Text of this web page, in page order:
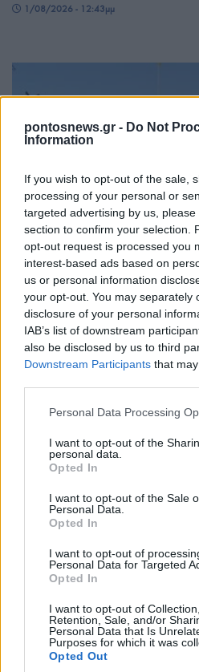
pontosnews.gr - Do Not
Information
If you wish to opt-out of the sale,
processing of your personal or
targeted advertising by us,
section to confirm your selection.
opt-out request is processed you
interest-based ads based on
us or personal information
your opt-out. You may separately
disclosure of your personal
IAB’s list of downstream
also be disclosed by us to third
Downstream Participants that
Please note that this website/app
not limited to your visit or usage
grant or deny consent to Google
use your data for below specified
consent section.
Personal Data Processing
I want to opt-out of the
personal data.
Opted In
I want to opt-out of the Sale
Personal Data.
Opted In
I want to opt-out of
Personal Data for Targeted
Opted In
I want to opt-out of
Retention, Sale, and/or
Personal Data that Is
Purposes for which it was
Opted Out
1/08/2026 - 12:43μμ
ΕΚΔΗΛΩΣΕΙΣ
Κλειτιώτικα 2026: Δύο
μουσική και παράδοση
31/07/2026 - 6:03μμ
ΕΚΔΗΛΩΣΕΙΣ
ταξιδεύει στον Πόντο με
31/07/2026 - 3:59μμ